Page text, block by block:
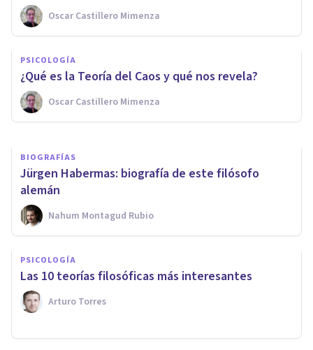
Oscar Castillero Mimenza
PSICOLOGÍA
​¿Qué es la Teoría del Caos y qué nos revela?
Oscar Castillero Mimenza
PSICOLOGÍA
La teoría de las motivaciones
de David McClelland
Arturo Torres
BIOGRAFÍAS
Jürgen Habermas: biografía de este filósofo
alemán
Nahum Montagud Rubio
PSICOLOGÍA
​Las 10 teorías filosóficas más interesantes
Arturo Torres